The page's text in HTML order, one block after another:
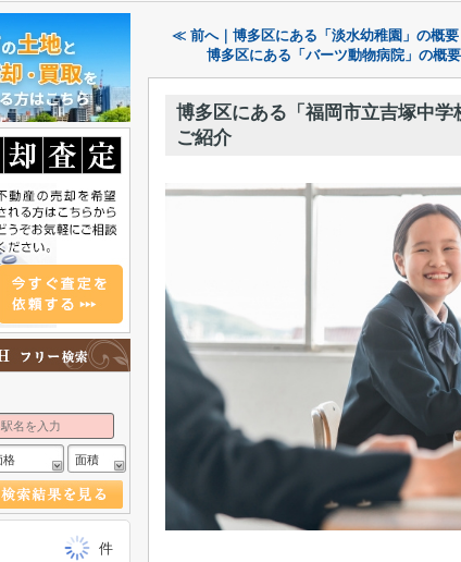
≪ 前へ｜博多区にある「淡水幼稚園」の概
博多区にある「バーツ動物病院」の概
博多区にある「福岡市立吉塚中学
ご紹介
格 面積
件